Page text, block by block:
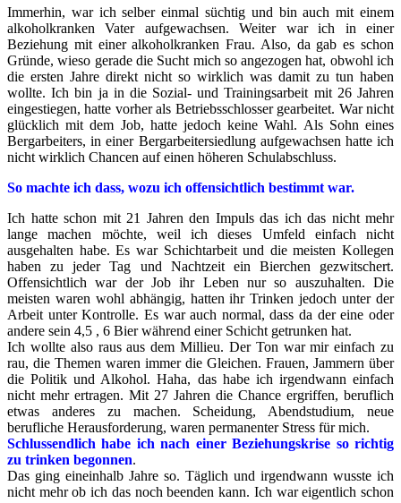
Immerhin, war ich selber einmal süchtig und bin auch mit einem
alkoholkranken Vater aufgewachsen. Weiter war ich in einer
Beziehung mit einer alkoholkranken Frau. Also, da gab es schon
Gründe, wieso gerade die Sucht mich so angezogen hat, obwohl ich
die ersten Jahre direkt nicht so wirklich was damit zu tun haben
wollte. Ich bin ja in die Sozial- und Trainingsarbeit mit 26 Jahren
eingestiegen, hatte vorher als Betriebsschlosser gearbeitet. War nicht
glücklich mit dem Job, hatte jedoch keine Wahl. Als Sohn eines
Bergarbeiters, in einer Bergarbeitersiedlung aufgewachsen hatte ich
nicht wirklich Chancen auf einen höheren Schulabschluss.
So machte ich dass, wozu ich offensichtlich bestimmt war.
Ich hatte schon mit 21 Jahren den Impuls das ich das nicht mehr
lange machen möchte, weil ich dieses Umfeld einfach nicht
ausgehalten habe. Es war Schichtarbeit und die meisten Kollegen
haben zu jeder Tag und Nachtzeit ein Bierchen gezwitschert.
Offensichtlich war der Job ihr Leben nur so auszuhalten. Die
meisten waren wohl abhängig, hatten ihr Trinken jedoch unter der
Arbeit unter Kontrolle. Es war auch normal, dass da der eine oder
andere sein 4,5 , 6 Bier während einer Schicht getrunken hat.
Ich wollte also raus aus dem Millieu. Der Ton war mir einfach zu
rau, die Themen waren immer die Gleichen. Frauen, Jammern über
die Politik und Alkohol. Haha, das habe ich irgendwann einfach
nicht mehr ertragen. Mit 27 Jahren die Chance ergriffen, beruflich
etwas anderes zu machen. Scheidung, Abendstudium, neue
berufliche Herausforderung, waren permanenter Stress für mich.
Schlussendlich habe ich nach einer Beziehungskrise so richtig
zu trinken begonnen.
Das ging eineinhalb Jahre so. Täglich und irgendwann wusste ich
nicht mehr ob ich das noch beenden kann. Ich war eigentlich schon